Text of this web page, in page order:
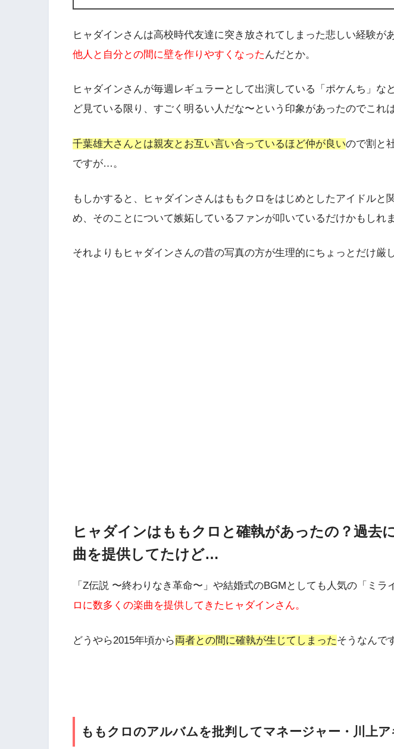
ヒャダインさんは高校時代友達に突き放されてしまった悲しい経験が
他人と自分との間に壁を作りやすくなった んだとか。
ヒャダインさんが毎週レギュラーとして出演している「ポケんち」な
ど見ている限り、すごく明るい人だな〜という印象があったのでこれ
千葉雄大さんとは親友とお互い言い合っているほど仲が良いので割と
ですが…。
もしかすると、ヒャダインさんはももクロをはじめとしたアイドルと
め、そのことについて嫉妬しているファンが叩いているだけかも しれ
それよりもヒャダインさんの昔の写真の方が生理的にちょっとだけ厳
ヒャダインはももクロと確執があったの？過去
曲を提供してたけど…
「Z伝説 〜終わりなき革命〜」や結婚式のBGMとしても人気の「ミラ
ロに数多くの楽曲を提供してきたヒャダインさん。
どうやら2015年頃から両者との間に確執が生じてしまったそうなんで
ももクロのアルバムを批判してマネージャー・川上